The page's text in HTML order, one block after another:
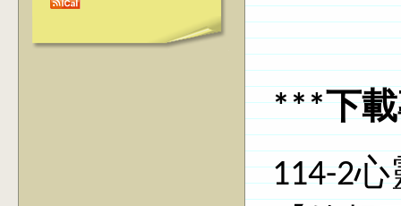
***下
114-2心